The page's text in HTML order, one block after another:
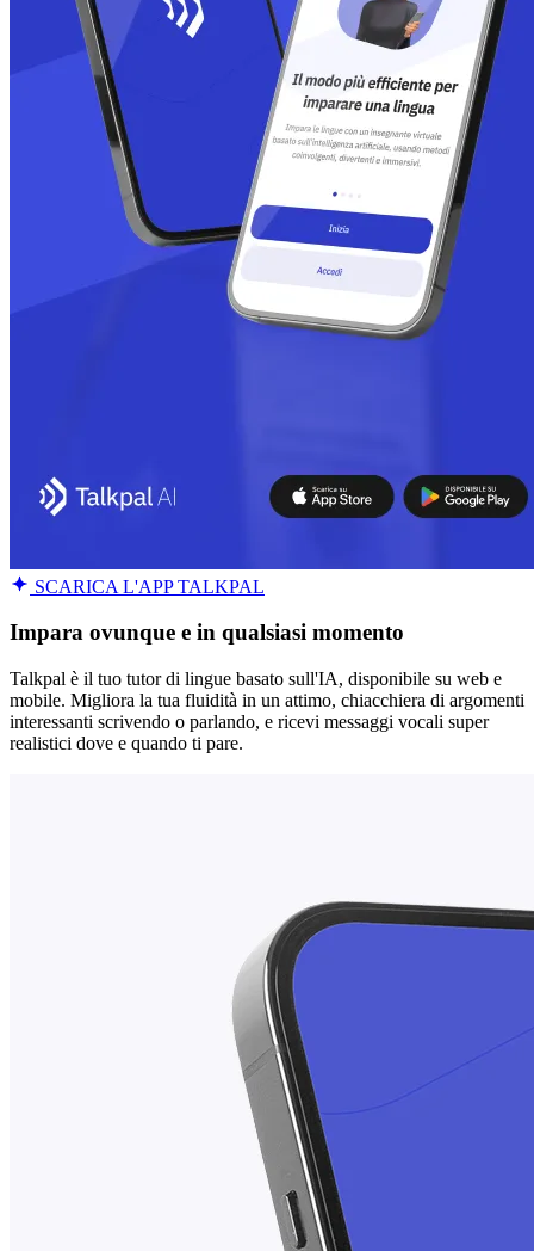
SCARICA L'APP TALKPAL
Impara ovunque e in qualsiasi momento
Talkpal è il tuo tutor di lingue basato sull'IA, disponibile su web e
mobile. Migliora la tua fluidità in un attimo, chiacchiera di argomenti
interessanti scrivendo o parlando, e ricevi messaggi vocali super
realistici dove e quando ti pare.